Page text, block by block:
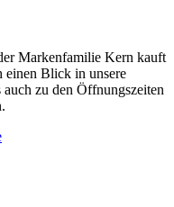
Markenfamilie Kern kauft
einen Blick in unsere
zu den Öffnungszeiten